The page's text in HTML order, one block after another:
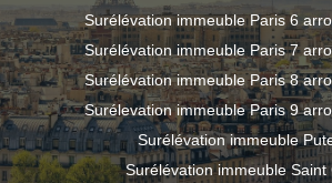
Surélévation immeuble Paris 6
Surélévation immeuble Paris 7
Surélévation immeuble Paris 8
Surélevation immeuble Paris 9
Surélévation immeuble
Surélévation immeuble Saint